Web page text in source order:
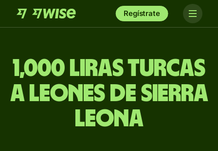
Regístrate
1,000 liras turcas
a leones de Sierra
Leona